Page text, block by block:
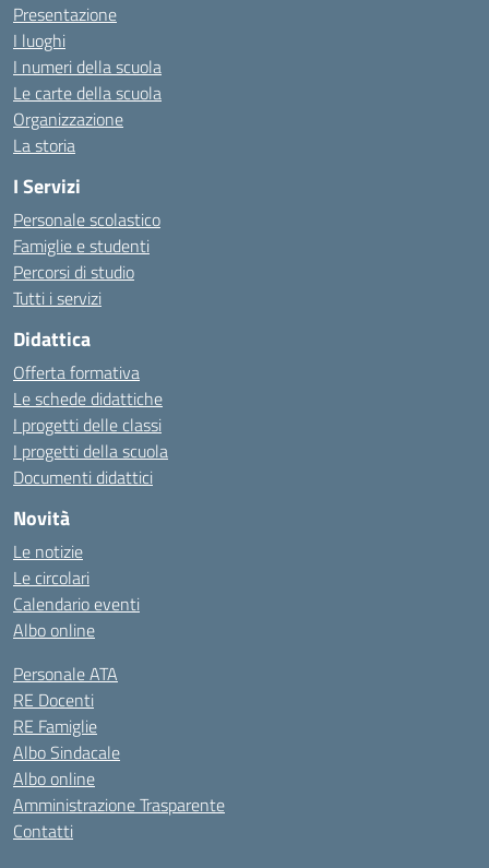
Presentazione
I luoghi
I numeri della scuola
Le carte della scuola
Organizzazione
La storia
I Servizi
Personale scolastico
Famiglie e studenti
Percorsi di studio
Tutti i servizi
Didattica
Offerta formativa
Le schede didattiche
I progetti delle classi
I progetti della scuola
Documenti didattici
Novità
Le notizie
Le circolari
Calendario eventi
Albo online
Personale ATA
RE Docenti
RE Famiglie
Albo Sindacale
Albo online
Amministrazione Trasparente
Contatti